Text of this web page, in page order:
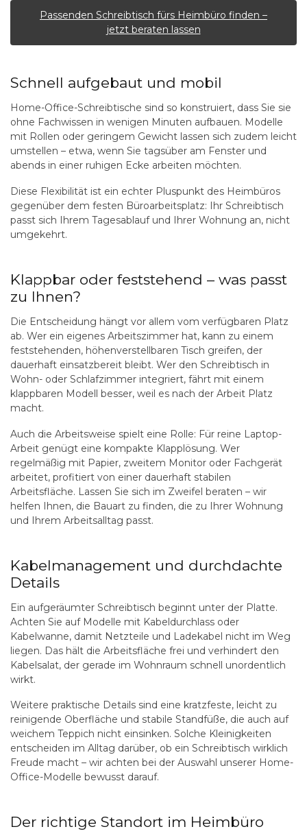
Passenden Schreibtisch fürs Heimbüro finden –
jetzt beraten lassen
Schnell aufgebaut und mobil
Home-Office-Schreibtische sind so konstruiert, dass Sie sie
ohne Fachwissen in wenigen Minuten aufbauen. Modelle
mit Rollen oder geringem Gewicht lassen sich zudem leicht
umstellen – etwa, wenn Sie tagsüber am Fenster und
abends in einer ruhigen Ecke arbeiten möchten.
Diese Flexibilität ist ein echter Pluspunkt des Heimbüros
gegenüber dem festen Büroarbeitsplatz: Ihr Schreibtisch
passt sich Ihrem Tagesablauf und Ihrer Wohnung an, nicht
umgekehrt.
Klappbar oder feststehend – was passt
zu Ihnen?
Die Entscheidung hängt vor allem vom verfügbaren Platz
ab. Wer ein eigenes Arbeitszimmer hat, kann zu einem
feststehenden, höhenverstellbaren Tisch greifen, der
dauerhaft einsatzbereit bleibt. Wer den Schreibtisch in
Wohn- oder Schlafzimmer integriert, fährt mit einem
klappbaren Modell besser, weil es nach der Arbeit Platz
macht.
Auch die Arbeitsweise spielt eine Rolle: Für reine Laptop-
Arbeit genügt eine kompakte Klapplösung. Wer
regelmäßig mit Papier, zweitem Monitor oder Fachgerät
arbeitet, profitiert von einer dauerhaft stabilen
Arbeitsfläche. Lassen Sie sich im Zweifel beraten – wir
helfen Ihnen, die Bauart zu finden, die zu Ihrer Wohnung
und Ihrem Arbeitsalltag passt.
Kabelmanagement und durchdachte
Details
Ein aufgeräumter Schreibtisch beginnt unter der Platte.
Achten Sie auf Modelle mit Kabeldurchlass oder
Kabelwanne, damit Netzteile und Ladekabel nicht im Weg
liegen. Das hält die Arbeitsfläche frei und verhindert den
Kabelsalat, der gerade im Wohnraum schnell unordentlich
wirkt.
Weitere praktische Details sind eine kratzfeste, leicht zu
reinigende Oberfläche und stabile Standfüße, die auch auf
weichem Teppich nicht einsinken. Solche Kleinigkeiten
entscheiden im Alltag darüber, ob ein Schreibtisch wirklich
Freude macht – wir achten bei der Auswahl unserer Home-
Office-Modelle bewusst darauf.
Der richtige Standort im Heimbüro